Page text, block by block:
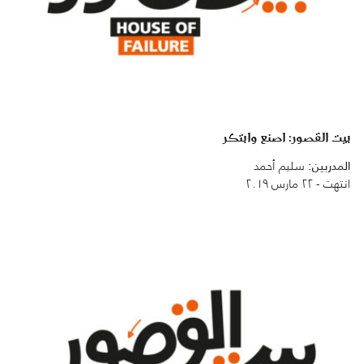
بيت القصور: اصنع وابتكر
المدربين: سليم أحمد
انتهت - ٢٢ مارس ٢٠١٩